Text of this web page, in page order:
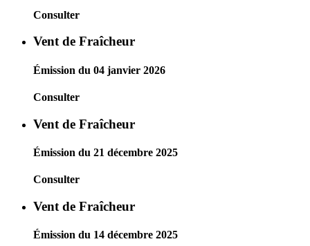
Consulter
Vent de Fraîcheur
Émission du 04 janvier 2026
Consulter
Vent de Fraîcheur
Émission du 21 décembre 2025
Consulter
Vent de Fraîcheur
Émission du 14 décembre 2025